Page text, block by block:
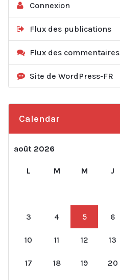
Connexion
Flux des publications
Flux des commentaires
Site de WordPress-FR
Calendar
août 2026
L M M J
3 4 5 6
10 11 12 13
17 18 19 20